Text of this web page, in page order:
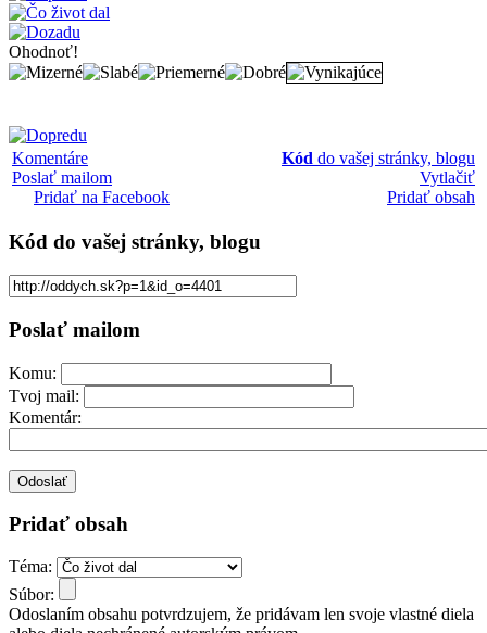
Ohodnoť!
Komentáre
Poslať mailom
Pridať na Facebook
Kód do vašej stránky, blogu
Vytlačiť
Pridať obsah
Kód do vašej stránky, blogu
Poslať mailom
Komu:
Tvoj mail:
Komentár:
Pridať obsah
Téma:
Súbor:
Odoslaním obsahu potvrdzujem, že pridávam len svoje vlastné diela